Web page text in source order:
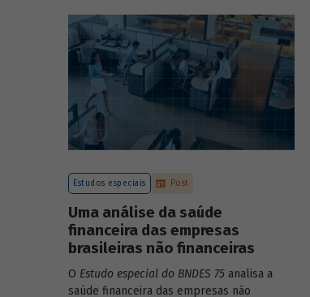
Estudos especiais Post
Uma análise da saúde
financeira das empresas
brasileiras não financeiras
O Estudo especial do BNDES 75 analisa a
saúde financeira das empresas não